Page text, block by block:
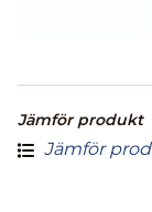
Jämför produkt
Jämför